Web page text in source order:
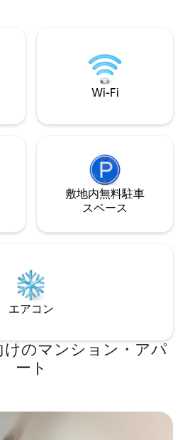
厅如泰式中式韩
/银行/超市/酒
Wi-Fi
敷地内無料駐⁠車
ス⁠ペ⁠ー⁠ス
エアコン
けのマンション・アパ
ート